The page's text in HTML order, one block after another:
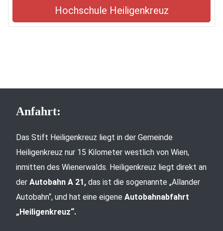
Hochschule Heiligenkreuz
Anfahrt:
Das Stift Heiligenkreuz liegt in der Gemeinde
Heiligenkreuz nur 15 Kilometer westlich von Wien,
inmitten des Wienerwalds. Heiligenkreuz liegt direkt an
der Autobahn A 21, das ist die sogenannte „Allander
Autobahn“, und hat eine eigene Autobahnabfahrt
„Heiligenkreuz“.